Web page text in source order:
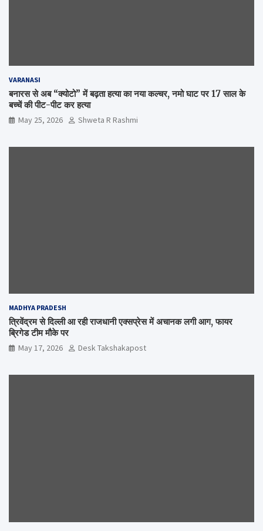
VARANASI
बनारस से अब “क्योटो” में बढ़ता हत्या का नया कल्चर, नमो घाट पर 17 साल के
बच्चें की पीट-पीट कर हत्या
May 25, 2026 Shweta R Rashmi
MADHYA PRADESH
त्रिवेंद्रम से दिल्ली आ रही राजधानी एक्सप्रेस में अचानक लगी आग, फायर
ब्रिगेड टीम मौके पर
May 17, 2026 Desk Takshakapost